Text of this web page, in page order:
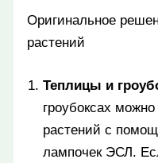
Оригинальное
растений
Теплицы и
гроубоксах
растений с
лампочек ЭСЛ.